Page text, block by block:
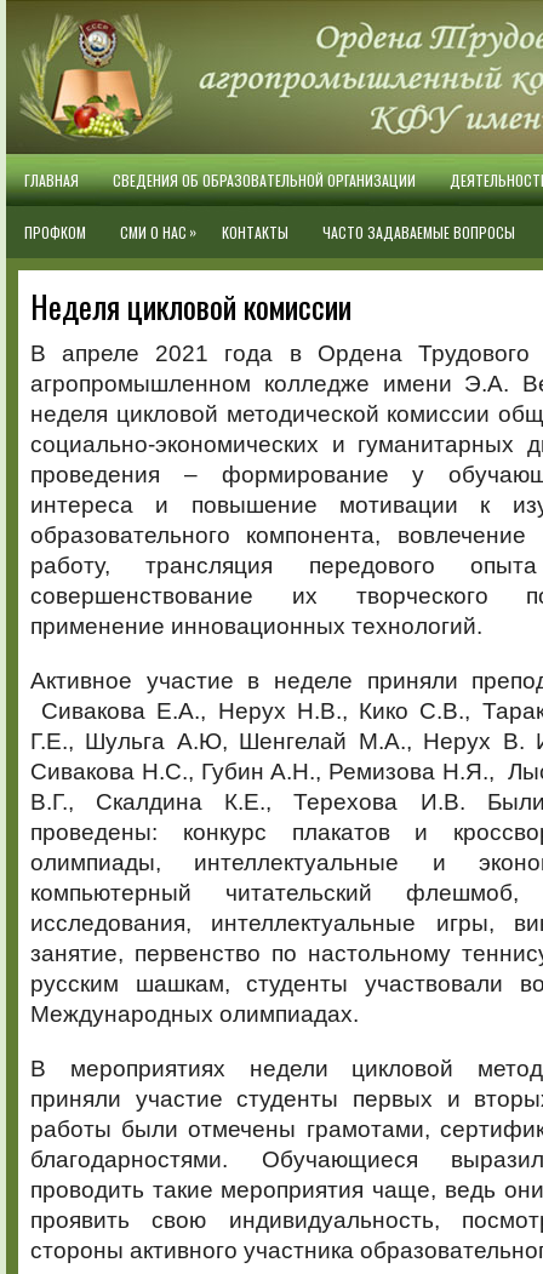
ГЛАВНАЯ СВЕДЕНИЯ ОБ ОБРАЗОВАТЕЛЬНОЙ ОРГАНИЗАЦИИ
ПРОФКОМ СМИ О НАС » КОНТАКТЫ ЧАСТО ЗАДАВАЕМЫЕ ВОПРОСЫ
Неделя цикловой комиссии
В апреле 2021 года в Ордена Трудового
агропромышленном колледже имени Э.А.
неделя цикловой методической комиссии
социально-экономических и гуманитарных
проведения – формирование у
интереса и повышение мотивации к
образовательного компонента,
работу, трансляция передового опыта
совершенствование их творческого
применение инновационных технологий.
Активное участие в неделе приняли
Сивакова Е.А., Нерух Н.В., Кико С.В.,
Г.Е., Шульга А.Ю, Шенгелай М.А., Нерух В.
Сивакова Н.С., Губин А.Н., Ремизова Н.Я.,
В.Г., Скалдина К.Е., Терехова И.В.
проведены: конкурс плакатов и
олимпиады, интеллектуальные и
компьютерный читательский флешмоб,
исследования, интеллектуальные игры,
занятие, первенство по настольному
русским шашкам, студенты участвовали
Международных олимпиадах.
В мероприятиях недели цикловой
приняли участие студенты первых и
работы были отмечены грамотами,
благодарностями. Обучающиеся
проводить такие мероприятия чаще, ведь
проявить свою индивидуальность,
стороны активного участника